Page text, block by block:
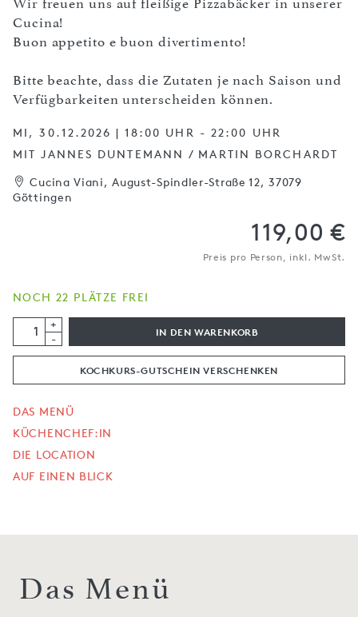
Cucina!
Buon appetito e buon divertimento!
Bitte beachte, dass die Zutaten je nach Saison und
Verfügbarkeiten unterscheiden können.
MI, 30.12.2026 | 18:00 UHR - 22:00 UHR
MIT JANNES DUNTEMANN / MARTIN BORCHARDT
Cucina Viani, August-Spindler-Straße 12, 37079
Göttingen
119,00 €
Preis pro Person, inkl. MwSt.
NOCH 22 PLÄTZE FREI
+
-
IN DEN WARENKORB
KOCHKURS-GUTSCHEIN VERSCHENKEN
DAS MENÜ
KÜCHENCHEF:IN
DIE LOCATION
AUF EINEN BLICK
Das Menü